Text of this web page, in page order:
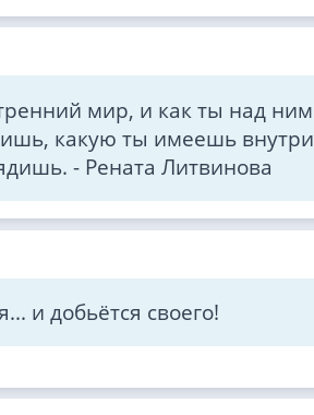
мир, и как ты над ним
какую ты имеешь внутри
- Рената Литвинова
и добьётся своего!